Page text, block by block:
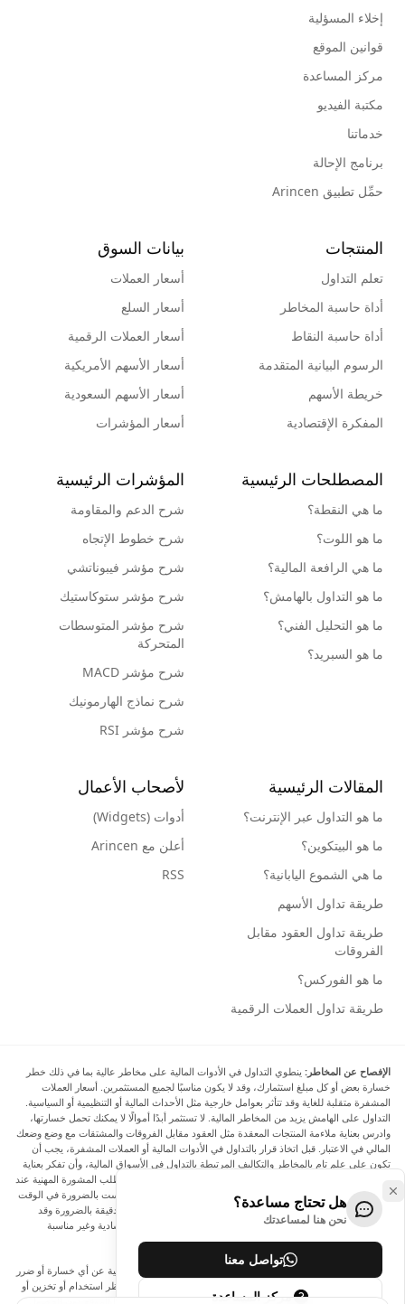
إخلاء المسؤلية
قوانين الموقع
مركز المساعدة
مكتبة الفيديو
خدماتنا
برنامج الإحالة
حمِّل تطبيق Arincen
المنتجات
تعلم التداول
أداة حاسبة المخاطر
أداة حاسبة النقاط
الرسوم البيانية المتقدمة
خريطة الأسهم
المفكرة الإقتصادية
بيانات السوق
أسعار العملات
أسعار السلع
أسعار العملات الرقمية
أسعار الأسهم الأمريكية
أسعار الأسهم السعودية
أسعار المؤشرات
المصطلحات الرئيسية
ما هي النقطة؟
ما هو اللوت؟
ما هي الرافعة المالية؟
ما هو التداول بالهامش؟
ما هو التحليل الفني؟
ما هو السبريد؟
المؤشرات الرئيسية
شرح الدعم والمقاومة
شرح خطوط الإتجاه
شرح مؤشر فيبوناتشي
شرح مؤشر ستوكاستيك
شرح مؤشر المتوسطات
المتحركة
شرح مؤشر MACD
شرح نماذج الهارمونيك
شرح مؤشر RSI
المقالات الرئيسية
ما هو التداول عبر الإنترنت؟
ما هو البيتكوين؟
ما هي الشموع اليابانية؟
طريقة تداول الأسهم
طريقة تداول العقود مقابل
الفروقات
ما هو الفوركس؟
طريقة تداول العملات الرقمية
لأصحاب الأعمال
أدوات (Widgets)
أعلن مع Arincen
RSS
الإفصاح عن المخاطر: ينطوي التداول في الأدوات المالية على مخاطر عالية بما في ذلك خطر
خسارة بعض أو كل مبلغ استثمارك، وقد لا يكون مناسبًا لجميع المستثمرين. أسعار العملات
المشفرة متقلبة للغاية وقد تتأثر بعوامل خارجية مثل الأحداث المالية أو التنظيمية أو السياسية.
التداول على الهامش يزيد من المخاطر المالية. لا تستثمر أبدًا أموالًا لا يمكنك تحمل خسارتها،
وادرس بعناية ملاءمة المنتجات المعقدة مثل العقود مقابل الفروقات والمشتقات مع وضع وضعك
المالي في الاعتبار. قبل اتخاذ قرار بالتداول في الأدوات المالية أو العملات المشفرة، يجب أن
تكون على علم تام بالمخاطر والتكاليف المرتبطة بالتداول في الأسواق المالية، وأن تفكر بعناية
في أهدافك الاستثمارية ومستوى خبرتك ورغبتك في المخاطرة، وأن تطلب المشورة المهنية عند
الحاجة. تود Arincen أن تذكرك بأن البيانات الواردة في هذا الموقع ليست بالضرورة في الوقت
الفعلي وليست دقيقة. البيانات والأسعار الموجودة على الموقع ليست دقيقة بالضرورة وقد
تختلف عن السعر الفعلي في أي سوق معينة، مما يعني أن الأسعار إرشادية وغير مناسبة
لأغراض التداول.
لن يتحمل Arincen وأي مزود للبيانات الواردة في هذا الموقع المسؤولية عن أي خسارة أو ضرر
نتيجة لتداولك، أو اعتمادك على المعلومات الواردة في هذا الموقع. يحظر استخدام أو تخزين أو
إعادة إنتاج أو عرض أو تعديل أو نقل أو توزيع البيانات الموجودة في هذا الموقع دون الحصول
هل تحتاج مساعدة؟
نحن هنا لمساعدتك
تواصل معنا
مركز المساعدة